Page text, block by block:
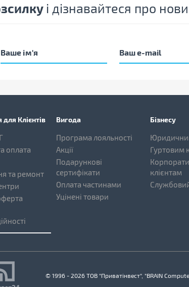
і дізнавайтеся про
для Клієнтів
оплата
та ремонт
Вигода
Програма лояльності
Акції
Подарункові
сертифікати
Оплата частинами
Уцінені товари
Бізнесу
Гуртовим
клієнтам
© 1996 - 2026 ТОВ "Приватінвест", "BRAIN